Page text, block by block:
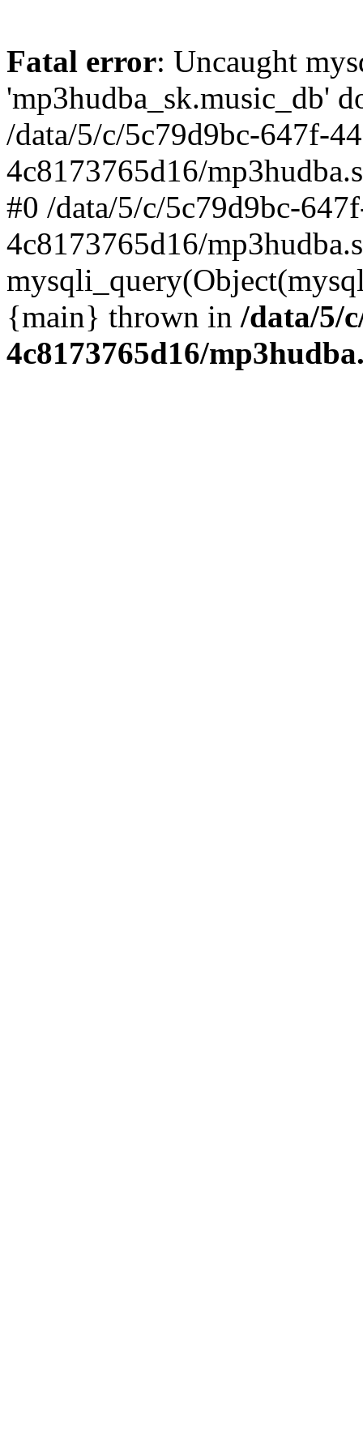
Fatal error: Uncaught
'mp3hudba_sk.music_db'
/data/5/c/5c79d9bc-647f-
4c8173765d16/
#0 /data/5/c/5c79d9bc-
4c8173765d16/
{main} thrown in /data/5/
4c8173765d16/